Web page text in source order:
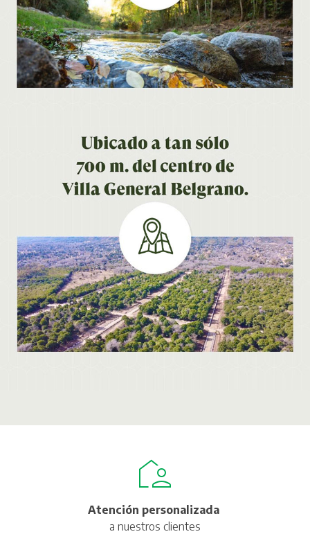
Atención personalizada
a nuestros clientes